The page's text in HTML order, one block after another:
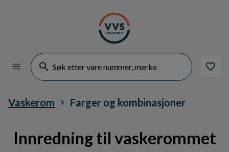
Vaskerom Farger og kombinasjoner
Innredning til vaskerommet